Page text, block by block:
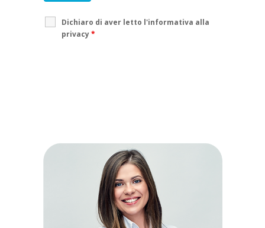
Dichiaro di aver letto l'informativa alla
privacy*